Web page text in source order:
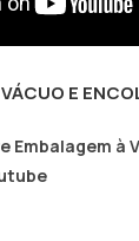
E
Embalagem à